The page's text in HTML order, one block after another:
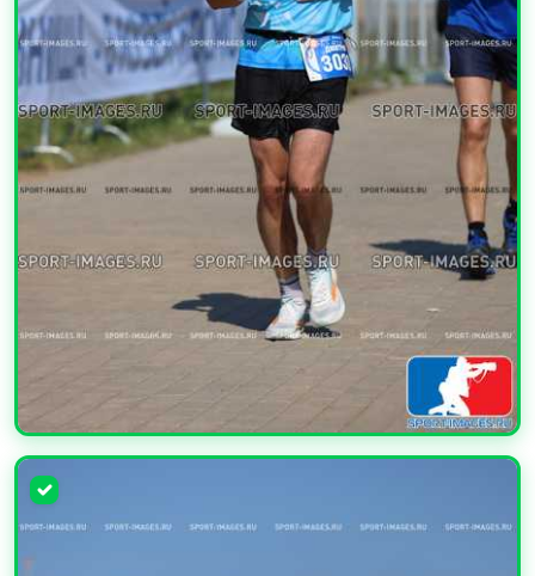
УВЕЛИЧИТЬ